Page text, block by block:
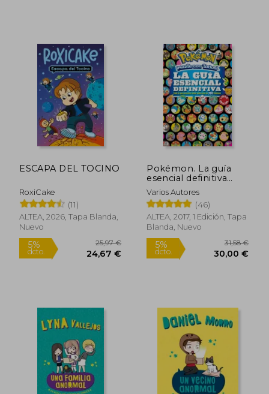
ESCAPA DEL TOCINO
RoxiCake
(11)
ALTEA, 2026, Tapa Blanda,
Nuevo
Pokémon. La guía
esencial definitiva
(Pokémon)
Varios Autores
(46)
ALTEA, 2017, 1 Edición, Tapa
Blanda, Nuevo